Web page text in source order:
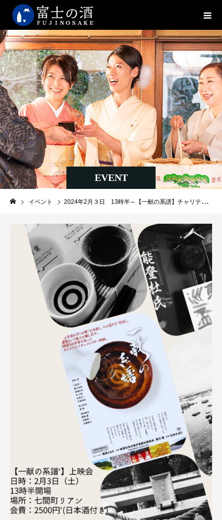
EVENT
イベント 2024年2月３日 13時半～【一献の系譜】チャリティー上映会 能登半島地震の被災蔵元支援